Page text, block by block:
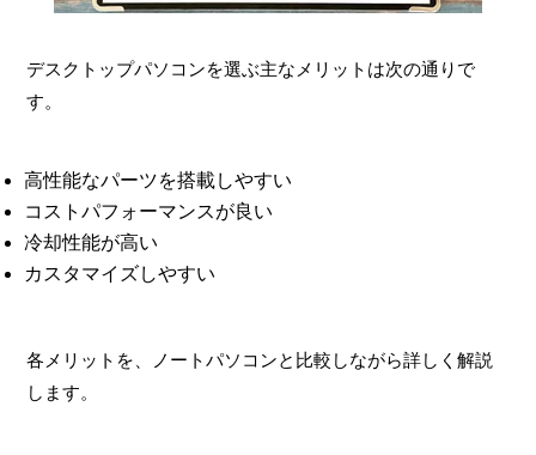
デスクトップパソコンを選ぶ主なメリットは次の通りで
す。
高性能なパーツを搭載しやすい
コストパフォーマンスが良い
冷却性能が高い
カスタマイズしやすい
各メリットを、ノートパソコンと比較しながら詳しく解説
します。